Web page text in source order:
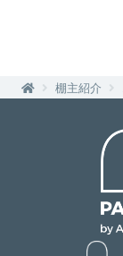
棚主紹介